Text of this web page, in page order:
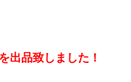
出品致しました！